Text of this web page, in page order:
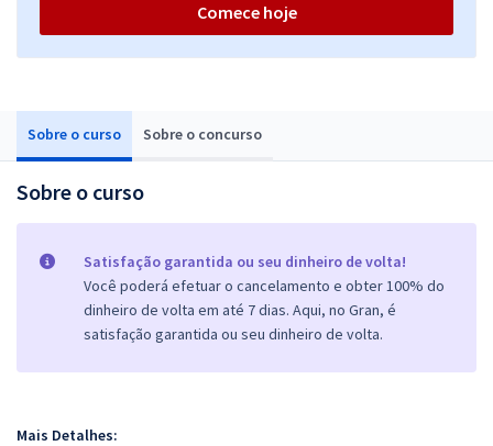
Sobre o curso Sobre o concurso
Sobre o curso
Satisfação garantida ou seu dinheiro de volta!
Você poderá efetuar o cancelamento e obter 100% do
dinheiro de volta em até 7 dias. Aqui, no Gran, é
satisfação garantida ou seu dinheiro de volta.
Mais Detalhes:
Comece hoje